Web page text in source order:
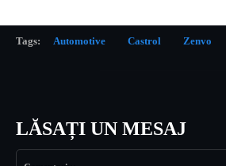
Tags: Automotive Castrol Zenvo
LĂSAȚI UN MESAJ